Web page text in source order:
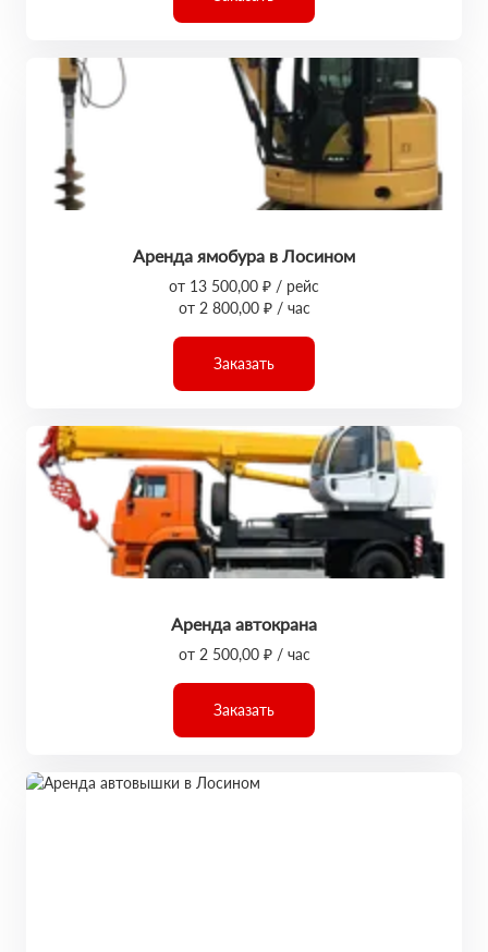
Аренда ямобура в Лосином
от 13 500,00 ₽ / рейс
от 2 800,00 ₽ / час
Заказать
Аренда автокрана
от 2 500,00 ₽ / час
Заказать